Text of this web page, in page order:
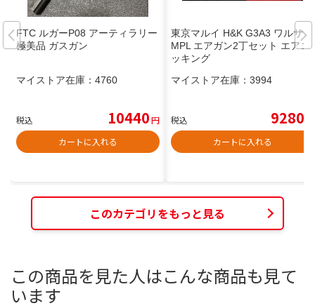
FTC ルガーP08 アーティラリー
極美品 ガスガン
マイストア在庫： 4760
税込 10440円
カートに入れる
東京マルイ H&K G3A3 ワルサー
MPL エアガン2丁セット エアコ
ッキング
マイストア在庫： 3994
税込 9280
カートに入れる
このカテゴリをもっと見る
この商品を見た人はこんな商品も見て
います